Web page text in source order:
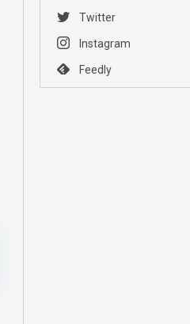
Twitter
Instagram
Feedly